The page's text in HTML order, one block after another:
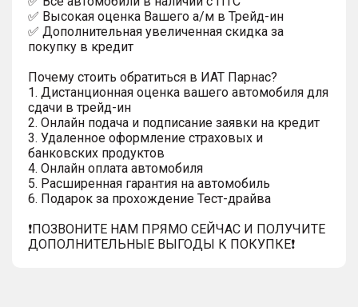
✅ Высокая оценка Вашего а/м в Трейд-ин
✅ Дополнительная увеличенная скидка за
покупку в кредит
Почему стоить обратиться в ИАТ Парнас?
1. Дистанционная оценка вашего автомобиля для
сдачи в трейд-ин
2. Онлайн подача и подписание заявки на кредит
3. Удаленное оформление страховых и
банковских продуктов
4. Онлайн оплата автомобиля
5. Расширенная гарантия на автомобиль
6. Подарок за прохождение Тест-драйва
❗️ПОЗВОНИТЕ НАМ ПРЯМО СЕЙЧАС И ПОЛУЧИТЕ
ДОПОЛНИТЕЛЬНЫЕ ВЫГОДЫ К ПОКУПКЕ❗